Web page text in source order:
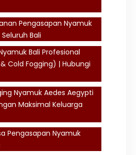
Pengasapan Nyamuk
Bali
Bali Profesional
Cold Fogging) | Hubungi
Nyamuk Aedes Aegypti
Maksimal Keluarga
Pengasapan Nyamuk